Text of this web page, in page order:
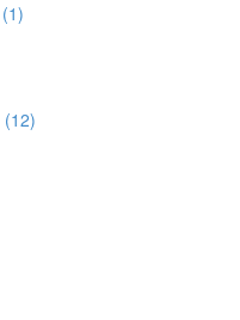
(1)
(12)